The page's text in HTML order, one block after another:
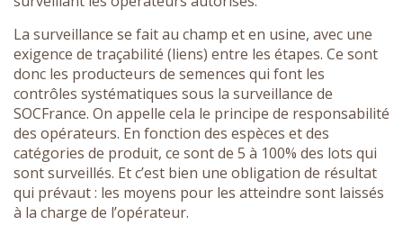
La surveillance se fait au champ et en usine, avec une
exigence de traçabilité (liens) entre les étapes. Ce sont
donc les producteurs de semences qui font les
contrôles systématiques sous la surveillance de
SOCFrance. On appelle cela le principe de responsabilité
des opérateurs. En fonction des espèces et des
catégories de produit, ce sont de 5 à 100% des lots qui
sont surveillés. Et c’est bien une obligation de résultat
qui prévaut : les moyens pour les atteindre sont laissés
à la charge de l’opérateur.